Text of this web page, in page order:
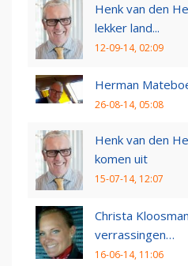
Henk van den
lekker land...
12-09-14, 02:09
Herman
26-08-14, 05:08
Henk van den
komen uit
15-07-14, 12:07
Christa
verrassingen…
16-06-14, 11:06